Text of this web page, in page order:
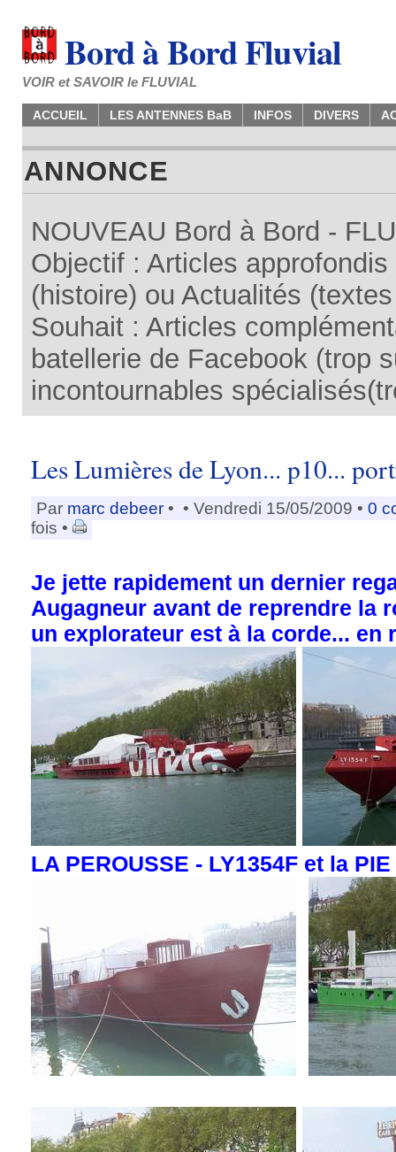
Bord à Bord Fluvial
VOIR et SAVOIR le FLUVIAL
ACCUEIL LES ANTENNES BaB INFOS DIVERS
ANNONCE
NOUVEAU Bord à Bord -
Objectif : Articles
(histoire) ou Actualités
Souhait : Articles
batellerie de Facebook (trop
incontournables
Les Lumières de Lyon... p10...
Par marc debeer • • Vendredi 15/05/2009 • 0
fois •
Je jette rapidement un dernier
Augagneur avant de reprendre la
un explorateur est à la corde... en
LA PEROUSSE - LY1354F et la PIE